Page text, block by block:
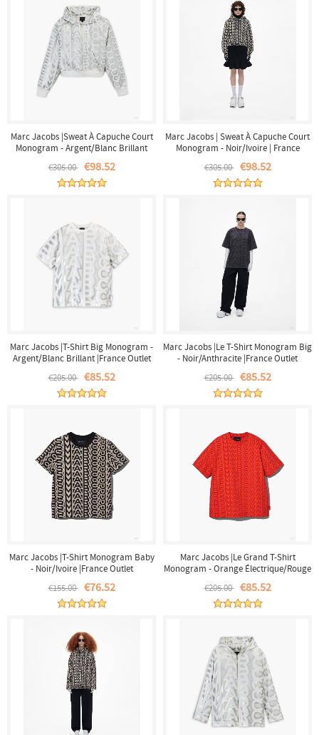
Marc Jacobs |Sweat À Capuche Court
Monogram - Argent/Blanc Brillant
€305.00 €98.52
Marc Jacobs | Sweat À Capuche Court
Monogram - Noir/Ivoire | France
€305.00 €98.52
Marc Jacobs |T-Shirt Big Monogram -
Argent/Blanc Brillant |France Outlet
€205.00 €85.52
Marc Jacobs |Le T-Shirt Monogram Big
- Noir/Anthracite |France Outlet
€205.00 €85.52
Marc Jacobs |T-Shirt Monogram Baby
- Noir/Ivoire |France Outlet
€155.00 €76.52
Marc Jacobs |Le Grand T-Shirt
Monogram - Orange Électrique/Rouge
€205.00 €85.52